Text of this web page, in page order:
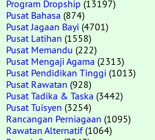
Program Dropship (13197)
Pusat Bahasa (874)
Pusat Jagaan Bayi (4701)
Pusat Latihan (1558)
Pusat Memandu (222)
Pusat Mengaji Agama (2313)
Pusat Pendidikan Tinggi (1013)
Pusat Rawatan (928)
Pusat Tadika & Taska (3442)
Pusat Tuisyen (3254)
Rancangan Perniagaan (1095)
Rawatan Alternatif(1064)